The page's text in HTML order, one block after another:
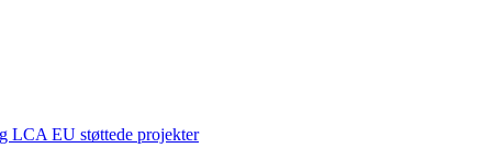
LCA EU støttede projekter